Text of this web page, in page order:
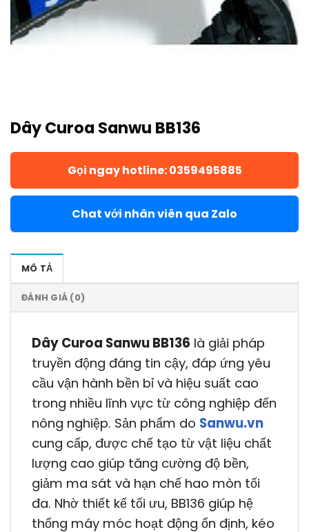
Dây Curoa Sanwu BB136
Gọi ngay hotline: 0359495885
Chat với nhân viên qua Zalo
MÔ TẢ
ĐÁNH GIÁ (0)
Dây Curoa Sanwu BB136 là giải pháp
truyền động đáng tin cậy, đáp ứng yêu
cầu vận hành bền bỉ và hiệu suất cao
trong nhiều lĩnh vực từ công nghiệp đến
nông nghiệp. Sản phẩm do Sanwu.vn
cung cấp, được chế tạo từ vật liệu chất
lượng cao giúp tăng cường độ bền,
giảm ma sát và hạn chế hao mòn tối
đa. Nhờ thiết kế tối ưu, BB136 giúp hệ
thống máy móc hoạt động ổn định, kéo